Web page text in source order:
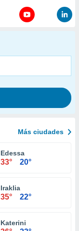
Más ciudades
Edessa
33° 20°
Iraklia
35° 22°
Katerini